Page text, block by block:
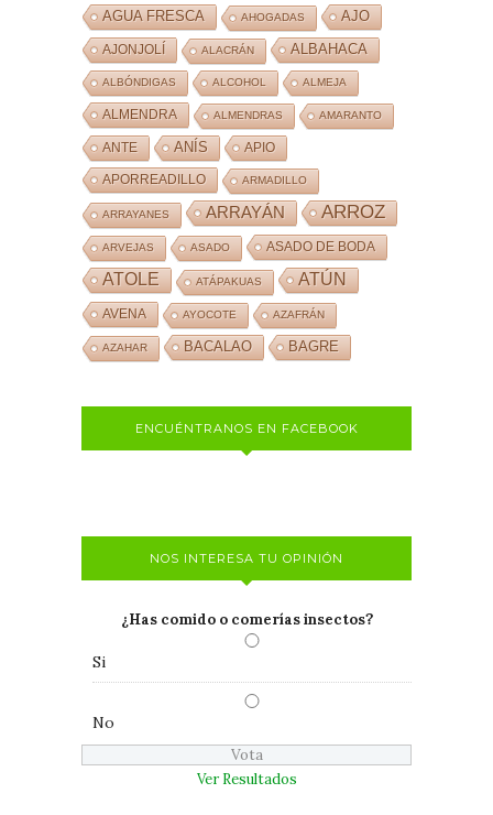
AGUA FRESCA AHOGADAS AJO
AJONJOLÍ ALACRÁN ALBAHACA
ALBÓNDIGAS ALCOHOL ALMEJA
ALMENDRA ALMENDRAS AMARANTO
ANTE ANÍS APIO
APORREADILLO ARMADILLO
ARRAYANES ARRAYÁN ARROZ
ARVEJAS ASADO ASADO DE BODA
ATOLE ATÁPAKUAS ATÚN
AVENA AYOCOTE AZAFRÁN
AZAHAR BACALAO BAGRE
ENCUÉNTRANOS EN FACEBOOK
NOS INTERESA TU OPINIÓN
¿Has comido o comerías insectos?
Si
No
Ver Resultados